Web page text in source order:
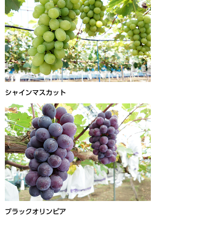
シャインマスカット
ブラックオリンピア